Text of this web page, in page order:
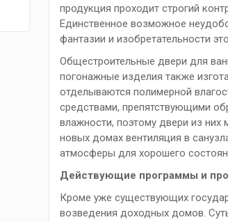
продукция проходит строгий
Единственное возможное
фантазии и изобретательности
Общестроительные двери для
погонажные изделия также
отделываются полимерной
средствами, препятствующими
влажности, поэтому двери из
новых домах вентиляция в
атмосферы для хорошего
Действующие программы и
Кроме уже существующих
возведения доходных домов.